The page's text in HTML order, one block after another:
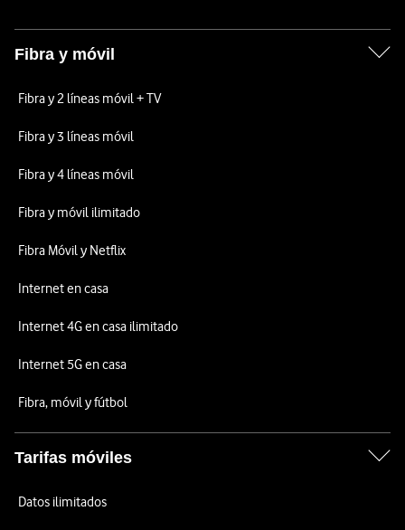
Fibra y móvil
Fibra y 2 líneas móvil + TV
Fibra y 3 líneas móvil
Fibra y 4 líneas móvil
Fibra y móvil ilimitado
Fibra Móvil y Netflix
Internet en casa
Internet 4G en casa ilimitado
Internet 5G en casa
Fibra, móvil y fútbol
Tarifas móviles
Datos ilimitados